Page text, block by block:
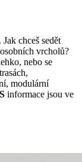
chceš sedět
vrcholů?
nebo se
modulární
informace jsou ve